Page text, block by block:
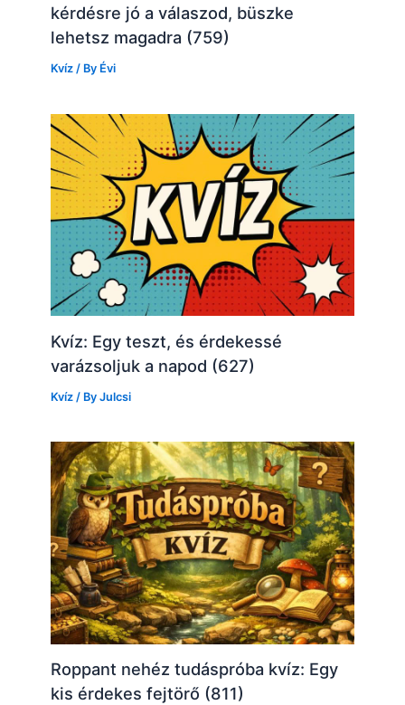
kérdésre jó a válaszod, büszke
lehetsz magadra (759)
Kvíz / By Évi
Kvíz: Egy teszt, és érdekessé
varázsoljuk a napod (627)
Kvíz / ByJulcsi
Roppant nehéz tudáspróba kvíz: Egy
kis érdekes fejtörő (811)